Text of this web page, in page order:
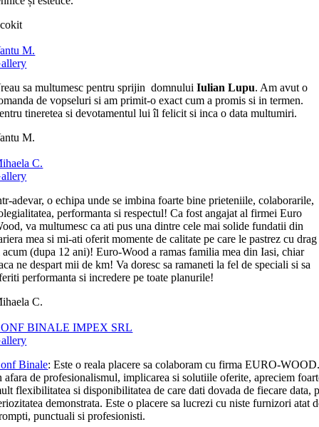
M.
sa multumesc pentru sprijin domnuluiIulian Lupu. Am avut o
de vopseluri si am primit-o exact cum a promis si in termen.
tineretea si devotamentul lui îl felicit si inca o data multumiri.
M.
C.
adevar, o echipa unde se imbina foarte bine prieteniile, colaborarile,
performanta si respectul! Ca fost angajat al firmei Euro
va multumesc ca ati pus una dintre cele mai solide fundatii din
mea si mi-ati oferit momente de calitate pe care le pastrez cu drag
acum (dupa 12 ani)! Euro-Wood a ramas familia mea din Iasi, chiar
ne despart mii de km! Va doresc sa ramaneti la fel de speciali si sa
performanta si incredere pe toate planurile!
C.
BINALE IMPEX SRL
Binale: Este o reala placere sa colaboram cu firma EURO-
afara de profesionalismul, implicarea si solutiile oferite, apreciem
flexibilitatea si disponibilitatea de care dati dovada de fiecare data,
demonstrata. Este o placere sa lucrezi cu niste furnizori atat
punctuali si profesionisti.